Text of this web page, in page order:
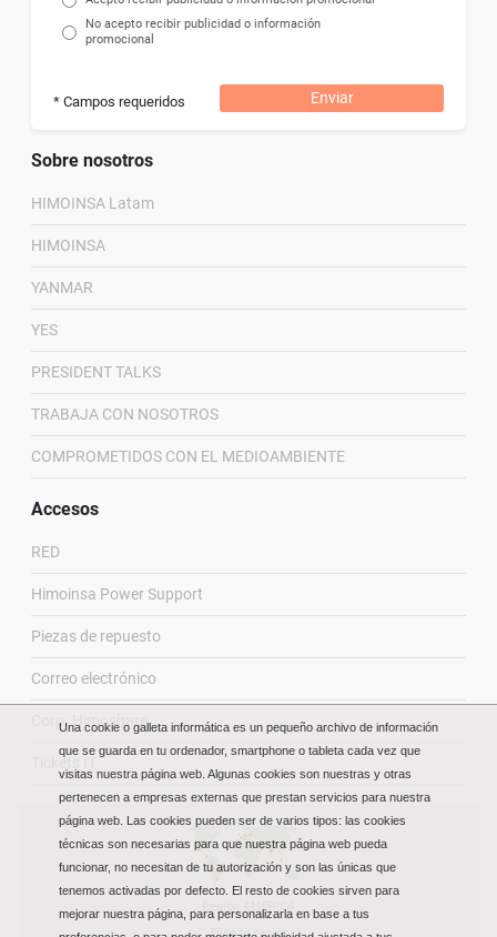
No acepto recibir publicidad o información
promocional
* Campos requeridos Enviar
Sobre nosotros
HIMOINSA Latam
HIMOINSA
YANMAR
YES
PRESIDENT TALKS
TRABAJA CON NOSOTROS
COMPROMETIDOS CON EL MEDIOAMBIENTE
Accesos
RED
Himoinsa Power Support
Piezas de repuesto
Correo electrónico
Corp. Himoshare
Tickets IT
Región AMERICA
Elige tu región
Una cookie o galleta informática es un pequeño archivo de información
que se guarda en tu ordenador, smartphone o tableta cada vez que
visitas nuestra página web. Algunas cookies son nuestras y otras
pertenecen a empresas externas que prestan servicios para nuestra
página web. Las cookies pueden ser de varios tipos: las cookies
técnicas son necesarias para que nuestra página web pueda
funcionar, no necesitan de tu autorización y son las únicas que
tenemos activadas por defecto. El resto de cookies sirven para
mejorar nuestra página, para personalizarla en base a tus